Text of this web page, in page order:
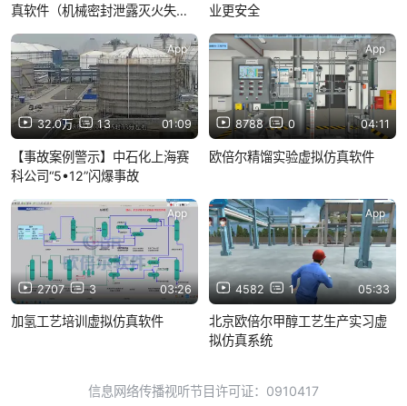
真软件（机械密封泄露灭火失
业更安全
32.0万 13 01:09
App
【事故案例警示】中石化上海赛
科公司“5•12”闪爆事故
8788 0 04:11
App
欧倍尔精馏实验虚拟仿真软件
2707 3 03:26
App
加氢工艺培训虚拟仿真软件
4582 1 05:33
App
北京欧倍尔甲醇工艺生产实习虚
拟仿真系统
信息网络传播视听节目许可证：0910417